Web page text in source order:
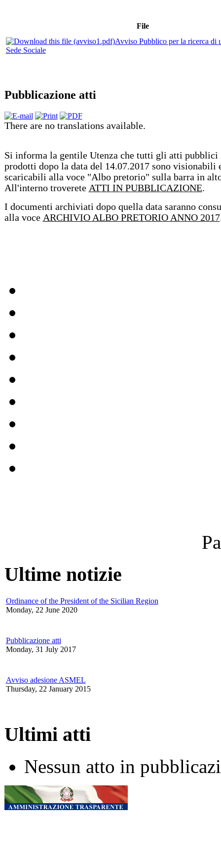
File
Avviso Pubblico per la ricerca di
Sede Sociale
Pubblicazione atti
There are no translations available.
Si informa la gentile Utenza che tutti gli atti pubblici
prodotti dopo la data del 14.07.2017 sono visionabili
scaricabili alla voce "Albo pretorio" sulla barra in
All'interno troverete ATTI IN PUBBLICAZIONE.
I documenti archiviati dopo quella data saranno
alla voce ARCHIVIO ALBO PRETORIO ANNO 2017
Ultime notizie
Ordinance of the President of the Sicilian Region
Monday, 22 June 2020
Pubblicazione atti
Monday, 31 July 2017
Avviso adesione ASMEL
Thursday, 22 January 2015
Ultimi atti
Nessun atto in